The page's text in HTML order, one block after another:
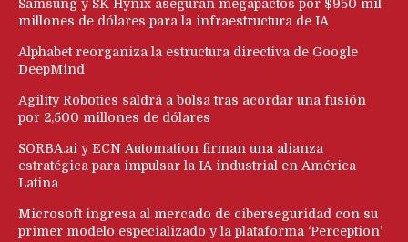
Samsung y SK Hynix aseguran megapactos por $950 mil
millones de dólares para la infraestructura de IA
Alphabet reorganiza la estructura directiva de Google
DeepMind
Agility Robotics saldrá a bolsa tras acordar una fusión
por 2,500 millones de dólares
SORBA.ai y ECN Automation firman una alianza
estratégica para impulsar la IA industrial en América
Latina
Microsoft ingresa al mercado de ciberseguridad con su
primer modelo especializado y la plataforma ‘Perception’